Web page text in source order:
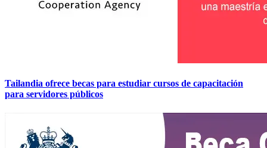
Tailandia ofrece becas para estudiar cursos de capacitación
para servidores públicos